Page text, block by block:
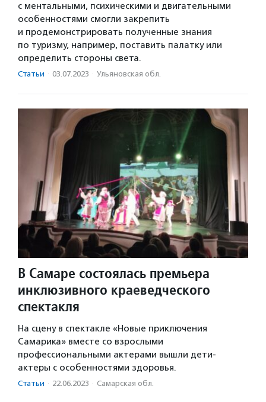
с ментальными, психическими и двигательными
особенностями смогли закрепить
и продемонстрировать полученные знания
по туризму, например, поставить палатку или
определить стороны света.
Статьи · 03.07.2023 · Ульяновская обл.
В Самаре состоялась премьера
инклюзивного краеведческого
спектакля
На сцену в спектакле «Новые приключения
Самарика» вместе со взрослыми
профессиональными актерами вышли дети-
актеры с особенностями здоровья.
Статьи · 22.06.2023 · Самарская обл.